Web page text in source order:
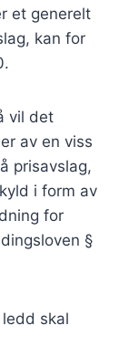
et generelt
kan for
vil det
av en viss
prisavslag,
i form av
for
§
skal